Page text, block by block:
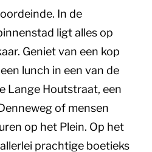
In de
ligt alles op
Geniet van een kop
lunch in een van de
Lange Houtstraat, een
of mensen
op het Plein. Op het
prachtige boetieks